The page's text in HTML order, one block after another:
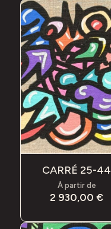
CARRÉ 25-44
À partir de
2 930,00€